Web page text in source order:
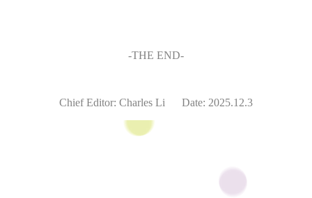
-THE END-
Chief Editor: Charles Li Date: 2025.12.3